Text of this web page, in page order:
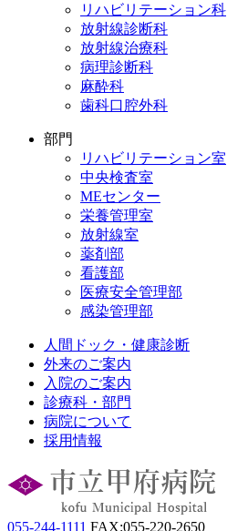
リハビリテーション科
放射線診断科
放射線治療科
病理診断科
麻酔科
歯科口腔外科
部門
リハビリテーション室
中央検査室
MEセンター
栄養管理室
放射線室
薬剤部
看護部
医療安全管理部
感染管理部
人間ドック・健康診断
外来のご案内
入院のご案内
診療科・部門
病院について
採用情報
055-244-1111 FAX:055-220-2650